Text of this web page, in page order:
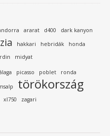
ararat d400
dark kanyon
hakkari hebridák
honda
midyat
picasso poblet ronda
törökország
xl750 zagari